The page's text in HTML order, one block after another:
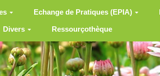
Echange de Pratiques (EPIA)
Divers Ressourçothèque